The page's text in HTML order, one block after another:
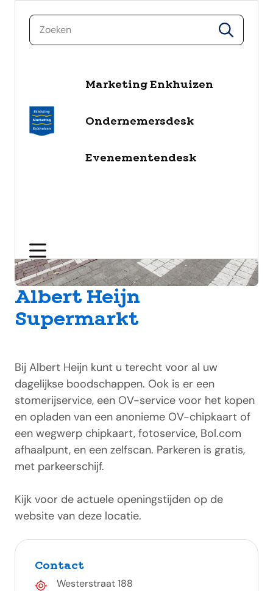
Marketing Enkhuizen
Ondernemersdesk
Evenementendesk
zoeken
zoeken
Albert Heijn
Supermarkt
Bij Albert Heijn kunt u terecht voor al uw
dagelijkse boodschappen. Ook is er een
stomerijservice, een OV-service voor het kopen
en opladen van een anonieme OV-chipkaart of
een wegwerp chipkaart, fotoservice, Bol.com
afhaalpunt, en een zelfscan. Parkeren is gratis,
met parkeerschijf.
Kijk voor de actuele openingstijden op de
website van deze locatie.
Contact
Westerstraat 188